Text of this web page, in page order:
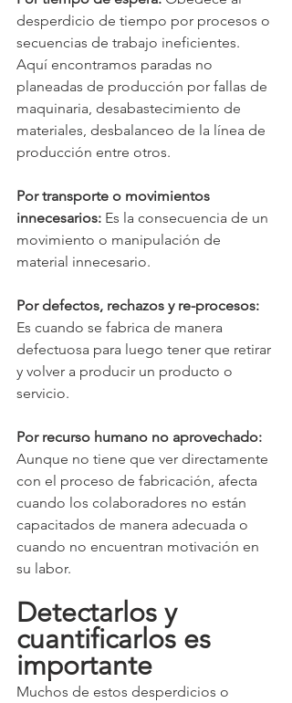
desperdicio de tiempo por procesos o
secuencias de trabajo ineficientes.
Aquí encontramos paradas no
planeadas de producción por fallas de
maquinaria, desabastecimiento de
materiales, desbalanceo de la línea de
producción entre otros.
Por transporte o movimientos
innecesarios: Es la consecuencia de un
movimiento o manipulación de
material innecesario.
Por defectos, rechazos y re-procesos:
Es cuando se fabrica de manera
defectuosa para luego tener que retirar
y volver a producir un producto o
servicio.
Por recurso humano no aprovechado:
Aunque no tiene que ver directamente
con el proceso de fabricación, afecta
cuando los colaboradores no están
capacitados de manera adecuada o
cuando no encuentran motivación en
su labor.
Detectarlos y
cuantificarlos es
importante
Muchos de estos desperdicios o